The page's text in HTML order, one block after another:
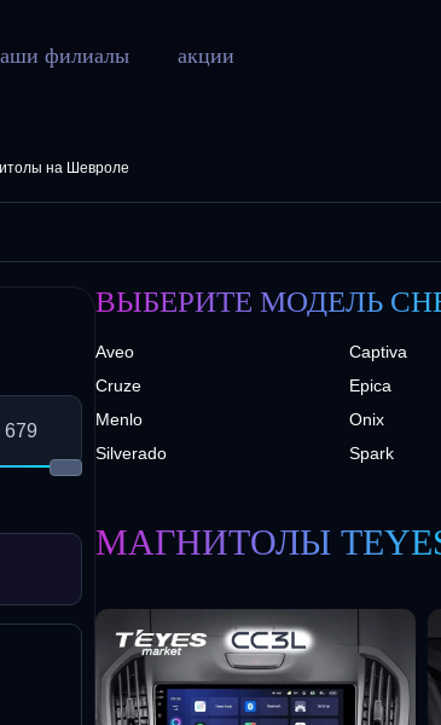
филиалы акции
на Шевроле
ВЫБЕРИТЕ МОДЕЛЬ
Aveo Captiva
Cruze
Epica
Menlo
Onix
Silverado
Spark
МАГНИТОЛЫ